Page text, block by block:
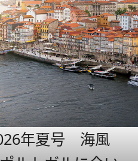
年夏号 海風